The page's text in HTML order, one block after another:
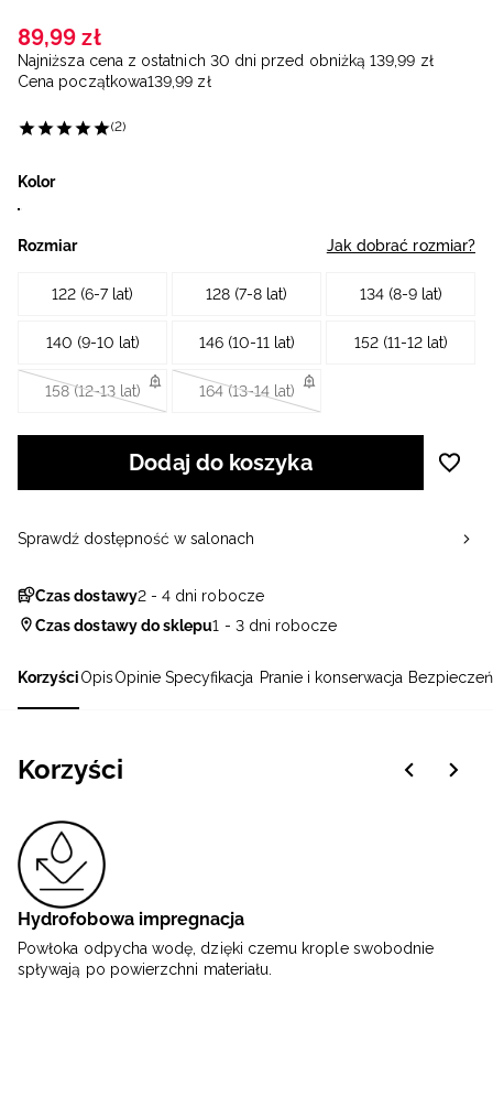
KorzyściOpisOpinie Specyfikacja Pranie i konserwacja
Korzyści
Hydrofobowa impregnacja
Powłoka odpycha wodę, dzięki czemu krople swobodnie
spływają po powierzchni materiału.
89,99 zł
Najniższa cena z ostatnich 30 dni przed obniżką 139,99 zł
Cena początkowa139,99 zł
(2)
Kolor
Rozmiar Jak dobrać rozmiar?
122 (6-7 lat) 128 (7-8 lat) 134 (8-9 lat)
140 (9-10 lat) 146 (10-11 lat) 152 (11-12 lat)
158 (12-13 lat) 164 (13-14 lat)
Dodaj do koszyka
Czas dostawy2 - 4 dni robocze
Czas dostawy do sklepu1 - 3 dni robocze
Sprawdź dostępność w salonach